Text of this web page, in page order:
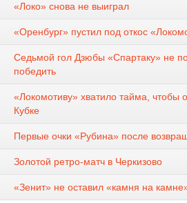
«Локо» снова не выиграл
«Оренбург» пустил под откос
Седьмой гол Дзюбы «Спартаку» не
победить
«Локомотиву» хватило тайма, чтобы
Кубке
Первые очки «Рубина» после
Золотой ретро-матч в Черкизово
«Зенит» не оставил «камня на